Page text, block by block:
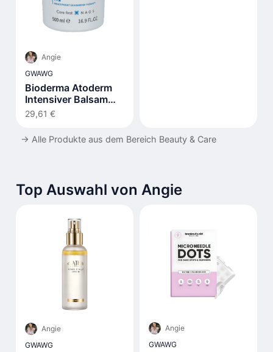
Angie
GWAWG
Bioderma Atoderm
Intensiver Balsam
500ml
29,61 €
→ Alle Produkte aus dem Bereich Beauty & Care
Top Auswahl von Angie
Angie
GWAWG
Angie
GWAWG